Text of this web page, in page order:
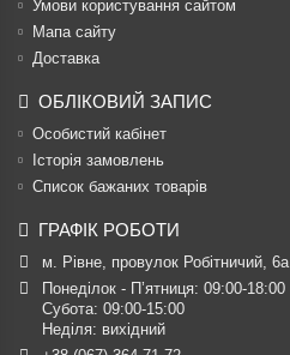
Умови користування сайтом
Мапа сайту
Доставка
ОБЛІКОВИЙ ЗАПИС
Особистий кабінет
Історія замовлень
Список бажаних товарів
ГРАФІК РОБОТИ
м. Рівне, провулок Робітничий, 6а
Понеділок - П’ятниця: 09:00-18:00
Субота: 09:00-15:00
Неділя: вихідний